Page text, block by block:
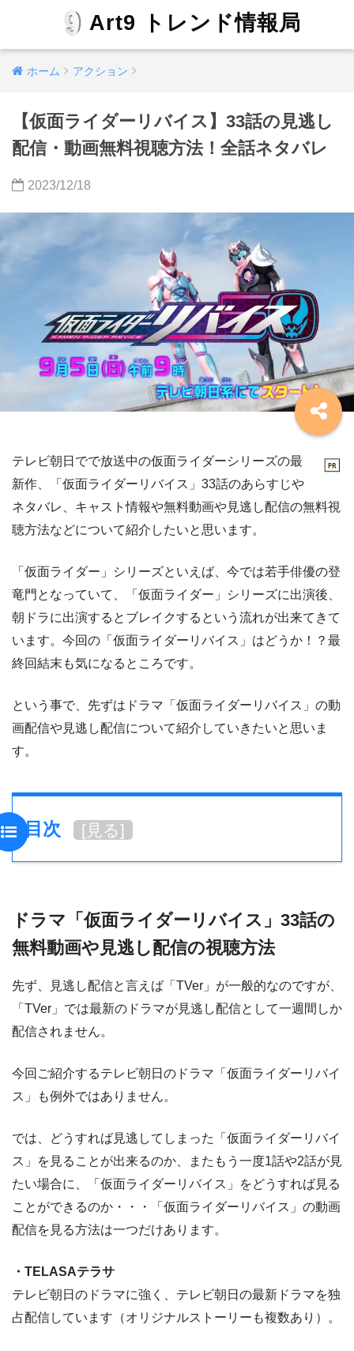
Art9 トレンド情報局
ホーム アクション
【仮面ライダーリバイス】33話の見逃し
配信・動画無料視聴方法！全話ネタバレ
2023/12/18
テレビ朝日でで放送中の仮面ライダーシリーズの最
新作、「仮面ライダーリバイス」33話のあらすじや
ネタバレ、キャスト情報や無料動画や見逃し配信の無料視
聴方法などについて紹介したいと思います。
「仮面ライダー」シリーズといえば、今では若手俳優の登
竜門となっていて、「仮面ライダー」シリーズに出演後、
朝ドラに出演するとブレイクするという流れが出来てきて
います。今回の「仮面ライダーリバイス」はどうか！？最
終回結末も気になるところです。
という事で、先ずはドラマ「仮面ライダーリバイス」の動
画配信や見逃し配信について紹介していきたいと思いま
す。
目次 [見る]
ドラマ「仮面ライダーリバイス」33話の
無料動画や見逃し配信の視聴方法
先ず、見逃し配信と言えば「TVer」が一般的なのですが、
「TVer」では最新のドラマが見逃し配信として一週間しか
配信されません。
今回ご紹介するテレビ朝日のドラマ「仮面ライダーリバイ
ス」も例外ではありません。
では、どうすれば見逃してしまった「仮面ライダーリバイ
ス」を見ることが出来るのか、またもう一度1話や2話が見
たい場合に、「仮面ライダーリバイス」をどうすれば見る
ことができるのか・・・「仮面ライダーリバイス」の動画
配信を見る方法は一つだけあります。
・TELASAテラサ
テレビ朝日のドラマに強く、テレビ朝日の最新ドラマを独
占配信しています（オリジナルストーリーも複数あり）。